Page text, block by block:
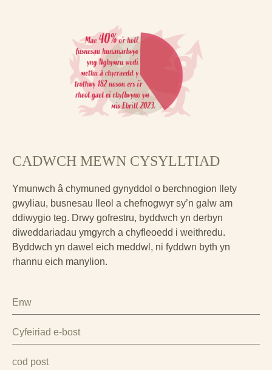
CADWCH MEWN CYSYLLTIAD
Ymunwch â chymuned gynyddol o berchnogion llety
gwyliau, busnesau lleol a chefnogwyr sy’n galw am
ddiwygio teg. Drwy gofrestru, byddwch yn derbyn
diweddariadau ymgyrch a chyfleoedd i weithredu.
Byddwch yn dawel eich meddwl, ni fyddwn byth yn
rhannu eich manylion.